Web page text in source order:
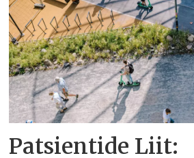
Patsientide Liit: